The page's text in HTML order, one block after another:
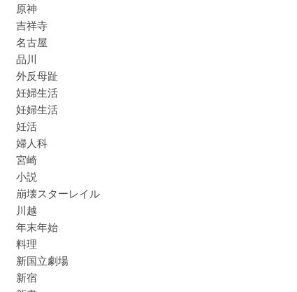
原神
吉祥寺
名古屋
品川
外反母趾
妊婦生活
妊婦生活
妊活
婦人科
宮崎
小説
崩壊スターレイル
川越
年末年始
料理
新国立劇場
新宿